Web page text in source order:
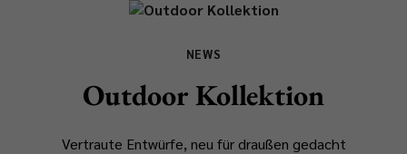
NEWS
Outdoor Kollektion
Vertraute Entwürfe, neu für draußen gedacht